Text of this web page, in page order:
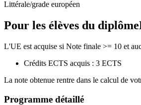
Littérale/grade européen
Pour les élèves du diplôme
L'UE est acquise si Note finale >= 10 et
Crédits ECTS acquis : 3 ECTS
La note obtenue rentre dans le calcul de
Programme détaillé